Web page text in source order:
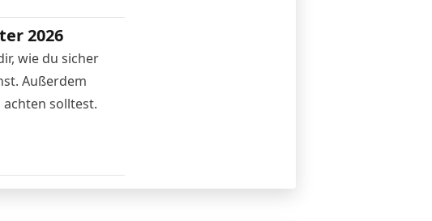
2026
wie du sicher
Außerdem
solltest.